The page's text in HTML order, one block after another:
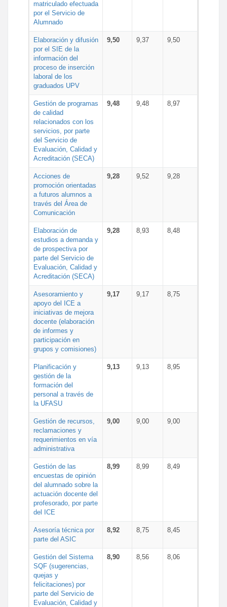
matriculado efectuada
por el Servicio de
Alumnado
Elaboración y difusión
por el SIE de la
información del
proceso de inserción
laboral de los
graduados UPV
9,50 9,37 9,50
Gestión de programas
de calidad
relacionados con los
servicios, por parte
del Servicio de
Evaluación, Calidad y
Acreditación (SECA)
9,48 9,48 8,97
Acciones de
promoción orientadas
a futuros alumnos a
través del Área de
Comunicación
9,28 9,52 9,28
Elaboración de
estudios a demanda y
de prospectiva por
parte del Servicio de
Evaluación, Calidad y
Acreditación (SECA)
9,28 8,93 8,48
Asesoramiento y
apoyo del ICE a
iniciativas de mejora
docente (elaboración
de informes y
participación en
grupos y comisiones)
9,17 9,17 8,75
Planificación y
gestión de la
formación del
personal a través de
la UFASU
9,13 9,13 8,95
Gestión de recursos,
reclamaciones y
requerimientos en vía
administrativa
9,00 9,00 9,00
Gestión de las
encuestas de opinión
del alumnado sobre la
actuación docente del
profesorado, por parte
del ICE
8,99 8,99 8,49
Asesoría técnica por
parte del ASIC
8,92 8,75 8,45
Gestión del Sistema
SQF (sugerencias,
quejas y
felicitaciones) por
parte del Servicio de
Evaluación, Calidad y
8,90 8,56 8,06